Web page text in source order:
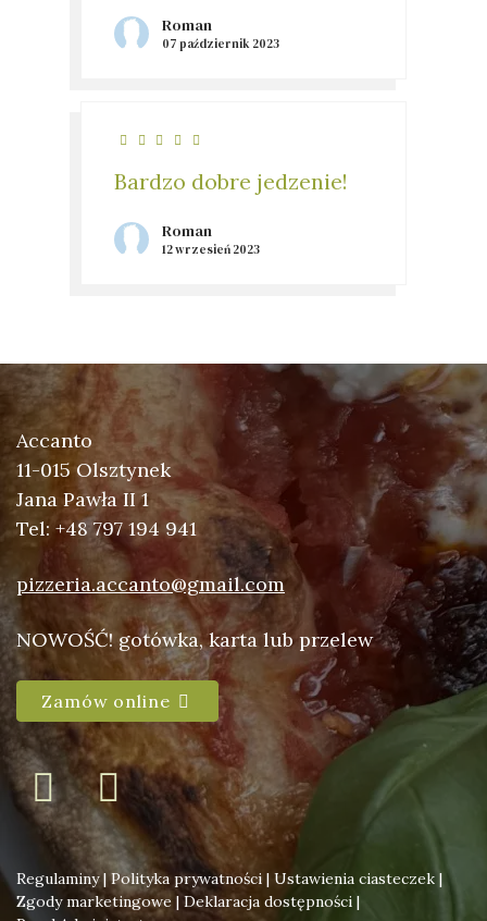
Roman
07 październik 2023
Bardzo dobre jedzenie!
Roman
12 wrzesień 2023
Accanto
11-015 Olsztynek
Jana Pawła II 1
Tel: +48 797 194 941
pizzeria.accanto@gmail.com
NOWOŚĆ! gotówka, karta lub przelew
Zamów online
Regulaminy|Polityka prywatności | Ustawienia ciasteczek |
Zgody marketingowe |Deklaracja dostępności |